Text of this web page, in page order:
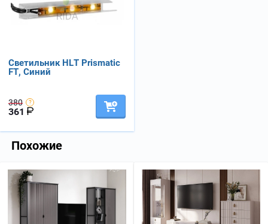
Светильник HLT Prismatic
FT, Синий
380
361
Похожие